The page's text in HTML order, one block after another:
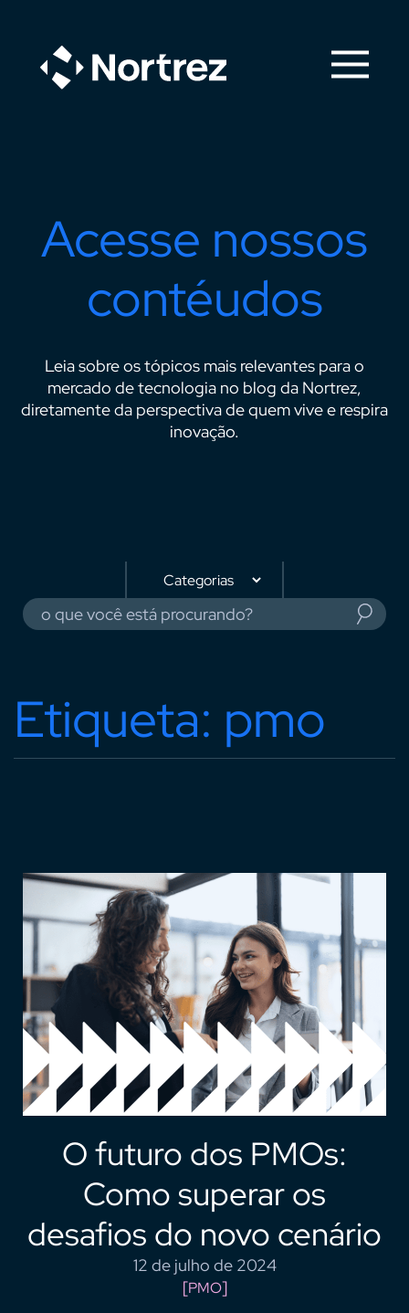
Acesse nossos
contéudos
Leia sobre os tópicos mais relevantes para o
mercado de tecnologia no blog da Nortrez,
diretamente da perspectiva de quem vive e respira
inovação.
Etiqueta: pmo
O futuro dos PMOs:
Como superar os
desafios do novo cenário
12 de julho de 2024
PMO